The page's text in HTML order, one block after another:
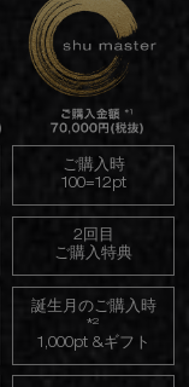
ご購入時
100=12pt
2回目
ご購入特典
誕生月のご購入時
*²
1,000pt &ギフト